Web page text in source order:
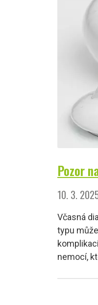
Pozor
10. 3.
Včasná
typu
nemocí,